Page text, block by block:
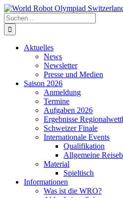
Zum
Inhalt
springen
Suche
nach:
Aktuelles
News
Newsletter
Presse und Medien
Saison 2026
Anmeldung
Termine
Aufgaben 2026
Ergebnisse
Schweizer Finale
Internationale Events
Qualifikation
Allgemeine
Material
Spieltisch
Informationen
Was ist die WRO?